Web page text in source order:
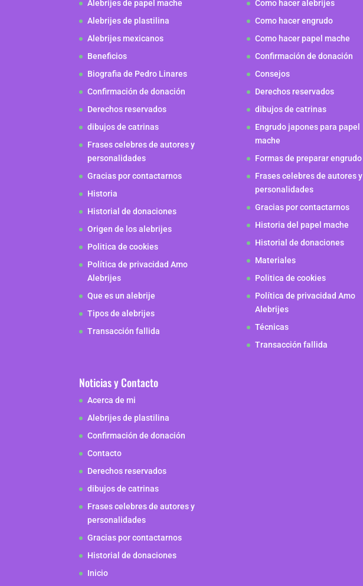
Alebrijes de papel mache
Alebrijes de plastilina
Alebrijes mexicanos
Beneficios
Biografia de Pedro Linares
Confirmación de donación
Derechos reservados
dibujos de catrinas
Frases celebres de autores y
personalidades
Gracias por contactarnos
Historia
Historial de donaciones
Origen de los alebrijes
Politica de cookies
Política de privacidad Amo
Alebrijes
Que es un alebrije
Tipos de alebrijes
Transacción fallida
Noticias y Contacto
Acerca de mi
Alebrijes de plastilina
Confirmación de donación
Contacto
Derechos reservados
dibujos de catrinas
Frases celebres de autores y
personalidades
Gracias por contactarnos
Historial de donaciones
Inicio
Como hacer alebrijes
Como hacer engrudo
Como hacer papel mache
Confirmación de donación
Consejos
Derechos reservados
dibujos de catrinas
Engrudo japones para papel
mache
Formas de preparar engrudo
Frases celebres de autores y
personalidades
Gracias por contactarnos
Historia del papel mache
Historial de donaciones
Materiales
Politica de cookies
Política de privacidad Amo
Alebrijes
Técnicas
Transacción fallida